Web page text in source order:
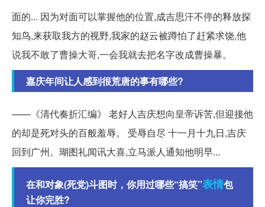
面的... 因为对面可以掌握他的位置,成吉思汗不停的释放探
知鸟,来获取我方的视野,我家的赵云被蹲怕了赶紧求饶,他
说我不敢了曹操大哥,一会我就去把名字改成曹操暴。
嘉庆年间让人感到很荒唐的事有哪些?
——《清代奏折汇编》 老好人吉庆想向皇帝诉苦,但迎接他
的却是死对头的百般羞辱。 受辱自尽 十一月十九日,吉庆
回到广州。瑚图礼闻讯大喜,立马派人通知他明早...
在和对象(死党)斗图时，你用过哪些“搞笑”表情包
让你完胜?